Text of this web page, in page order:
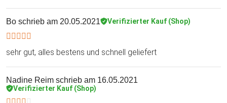
Bo schrieb am 20.05.2021 Verifizierter Kauf (Shop)
sehr gut, alles bestens und schnell geliefert
Nadine Reim schrieb am 16.05.2021
Verifizierter Kauf (Shop)